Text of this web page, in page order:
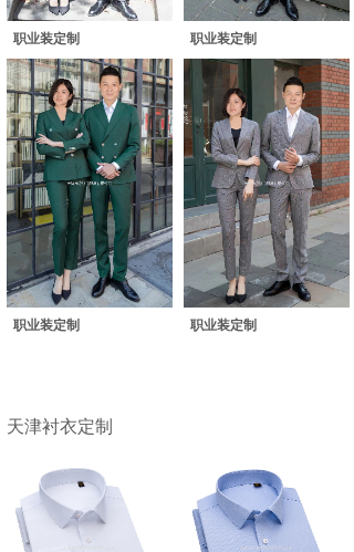
职业装定制 职业装定制
职业装定制 职业装定制
天津衬衣定制
双击此处添加文字